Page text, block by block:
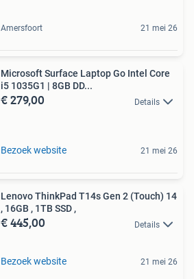
Amersfoort 21 mei 26
Microsoft Surface Laptop Go Intel Core
i5 1035G1 | 8GB DD...
€ 279,00 Details
Bezoek website 21 mei 26
Lenovo ThinkPad T14s Gen 2 (Touch) 14
, 16GB , 1TB SSD ,
€ 445,00 Details
Bezoek website 21 mei 26